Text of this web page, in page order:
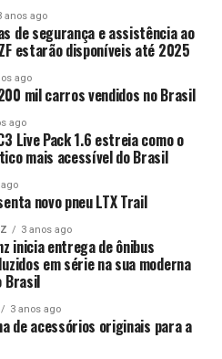
anos ago
de segurança e assistência ao
estarão disponíveis até 2025
ago
mil carros vendidos no Brasil
ago
Live Pack 1.6 estreia como o
mais acessível do Brasil
novo pneu LTX Trail
3 anos ago
inicia entrega de ônibus
em série na sua moderna
Brasil
3 anos ago
de acessórios originais para a